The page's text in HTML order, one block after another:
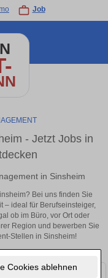
Cookies ablehnen
Job
- Jetzt Jobs in
in Sinsheim
Bei uns finden Sie
– ideal für Berufseinsteiger,
ob im Büro, vor Ort oder
Region und bewerben Sie
Stellen in Sinsheim!